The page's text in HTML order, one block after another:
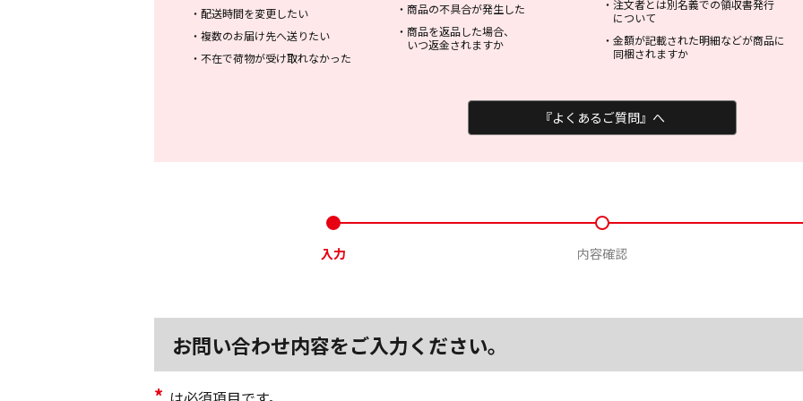
・ 配送時間を変更したい
・ 複数のお届け先へ送りたい
・ 不在で荷物が受け取れなかった
・ 商品の不具合が発生した
・ 商品を返品した場合、
いつ返金されますか
・ 注文者とは別名義での領収書発行
について
・ 金額が記載された明細などが商品に
同梱されますか
『よくあるご質問』へ
入力 内容確認
お問い合わせ内容をご入力ください。